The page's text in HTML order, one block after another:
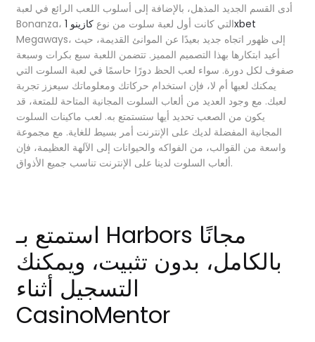
أدى القسم الجديد المذهل، بالإضافة إلى أسلوب اللعب الرائع في لعبة
Bonanza، التي كانت أول لعبة سلوت من نوعكازينو 1xbet
Megaways، إلى ظهور اتجاه جديد بعيدًا عن الموانئ القديمة، حيث
أعيد ابتكارها بهذا التصميم المميز. تتضمن اللعبة سبع بكرات وسبعة
صفوف لكل دورة. سواء لعب الحظ دورًا حاسمًا في لعبة السلوت التي
يمكنك لعبها أم لا، فإن استخدام حركاتك ومعلوماتك سيعزز تجربة
لعبك. مع وجود العديد من ألعاب السلوت المجانية المتاحة للمتعة، قد
يكون من الصعب تحديد أيها ستستمتع به. لعب ماكينات السلوت
المجانية المفضلة لديك على الإنترنت أمر بسيط للغاية. مع مجموعة
واسعة من القوالب، من الفواكه والحيوانات إلى الآلهة العظيمة، فإن
ألعاب السلوت لدينا على الإنترنت تناسب جميع الأذواق.
استمتع بـ Harbors مجانًا
بالكامل، بدون تثبيت، ويمكنك
التسجيل أثناء
CasinoMentor